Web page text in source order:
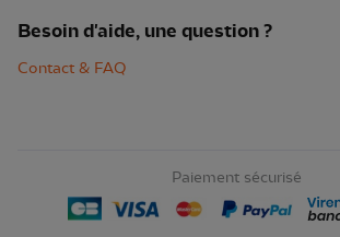
Besoin d'aide, une question ?
Contact & FAQ
Paiement sécurisé